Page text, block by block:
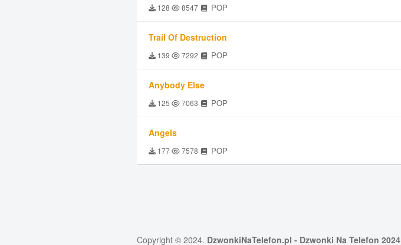
128 8547 POP
Trail Of Destruction
139 7292 POP
Anybody Else
125 7063 POP
Angels
177 7578 POP
Copyright © 2024. DzwonkiNaTelefon.pl - Dzwonki Na Telefon 2024